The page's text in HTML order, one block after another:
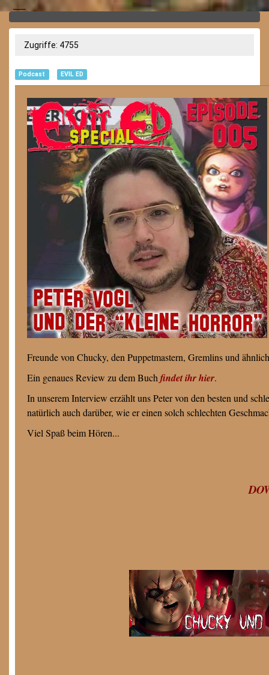
Zugriffe: 4755
Podcast EVIL ED
Freunde von Chucky, den Puppetmastern, Gremlins und
Ein genaues Review zu dem Buch findet ihr hier.
In unserem Interview erzählt uns Peter von den besten und
natürlich auch darüber, wie er einen solch schlechten
Viel Spaß beim Hören...